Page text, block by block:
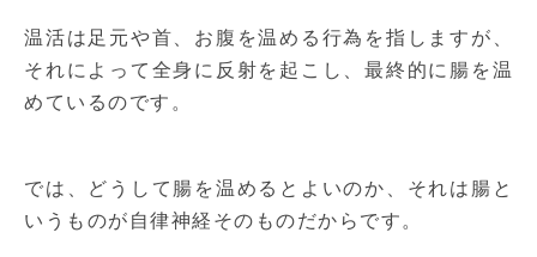
温活は足元や首、お腹を温める行為を指しますが、
それによって全身に反射を起こし、最終的に腸を温
めているのです。
では、どうして腸を温めるとよいのか、それは腸と
いうものが自律神経そのものだからです。